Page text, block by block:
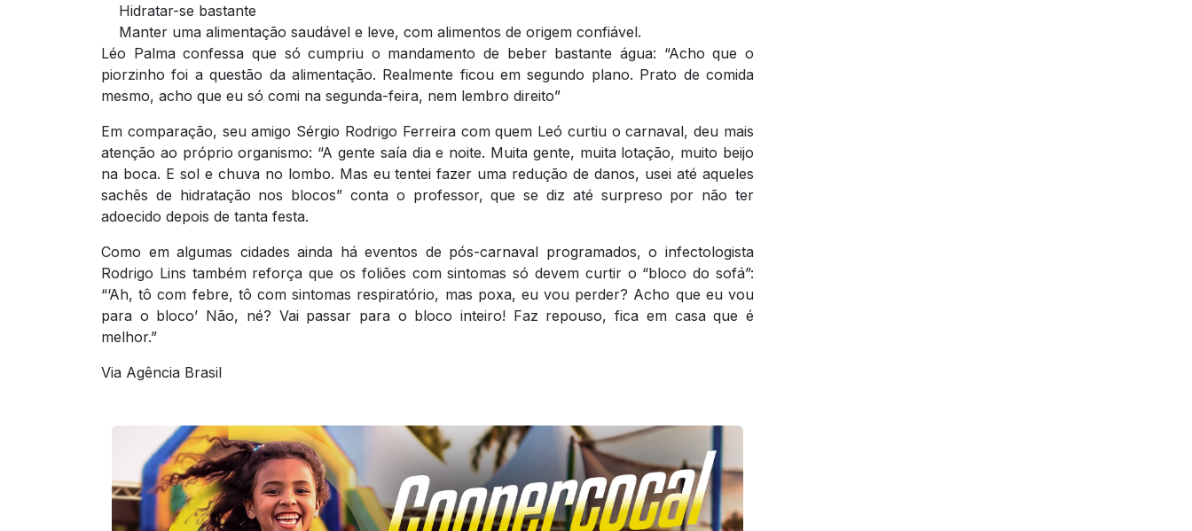
Hidratar-se bastante
Manter uma alimentação saudável e leve, com alimentos de origem confiável.
Léo Palma confessa que só cumpriu o mandamento de beber bastante água: “Acho que o
piorzinho foi a questão da alimentação. Realmente ficou em segundo plano. Prato de comida
mesmo, acho que eu só comi na segunda-feira, nem lembro direito”
Em comparação, seu amigo Sérgio Rodrigo Ferreira com quem Leó curtiu o carnaval, deu mais
atenção ao próprio organismo: “A gente saía dia e noite. Muita gente, muita lotação, muito beijo
na boca. E sol e chuva no lombo. Mas eu tentei fazer uma redução de danos, usei até aqueles
sachês de hidratação nos blocos” conta o professor, que se diz até surpreso por não ter
adoecido depois de tanta festa.
Como em algumas cidades ainda há eventos de pós-carnaval programados, o infectologista
Rodrigo Lins também reforça que os foliões com sintomas só devem curtir o “bloco do sofá”:
“‘Ah, tô com febre, tô com sintomas respiratório, mas poxa, eu vou perder? Acho que eu vou
para o bloco’ Não, né? Vai passar para o bloco inteiro! Faz repouso, fica em casa que é
melhor.”
Via Agência Brasil